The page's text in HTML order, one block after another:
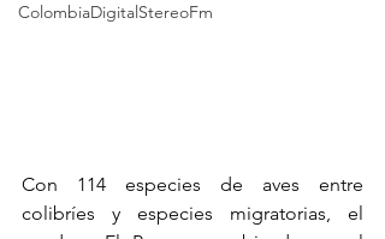
ColombiaDigitalStereoFm
Con 114 especies de aves entre
colibríes y especies migratorias, el